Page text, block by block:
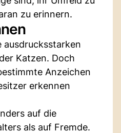
zu erinnern.
ausdrucksstarken
Katzen. Doch
Anzeichen
erkennen
auf die
als auf Fremde.